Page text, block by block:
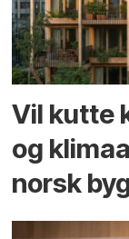
Vil kutte
og
norsk